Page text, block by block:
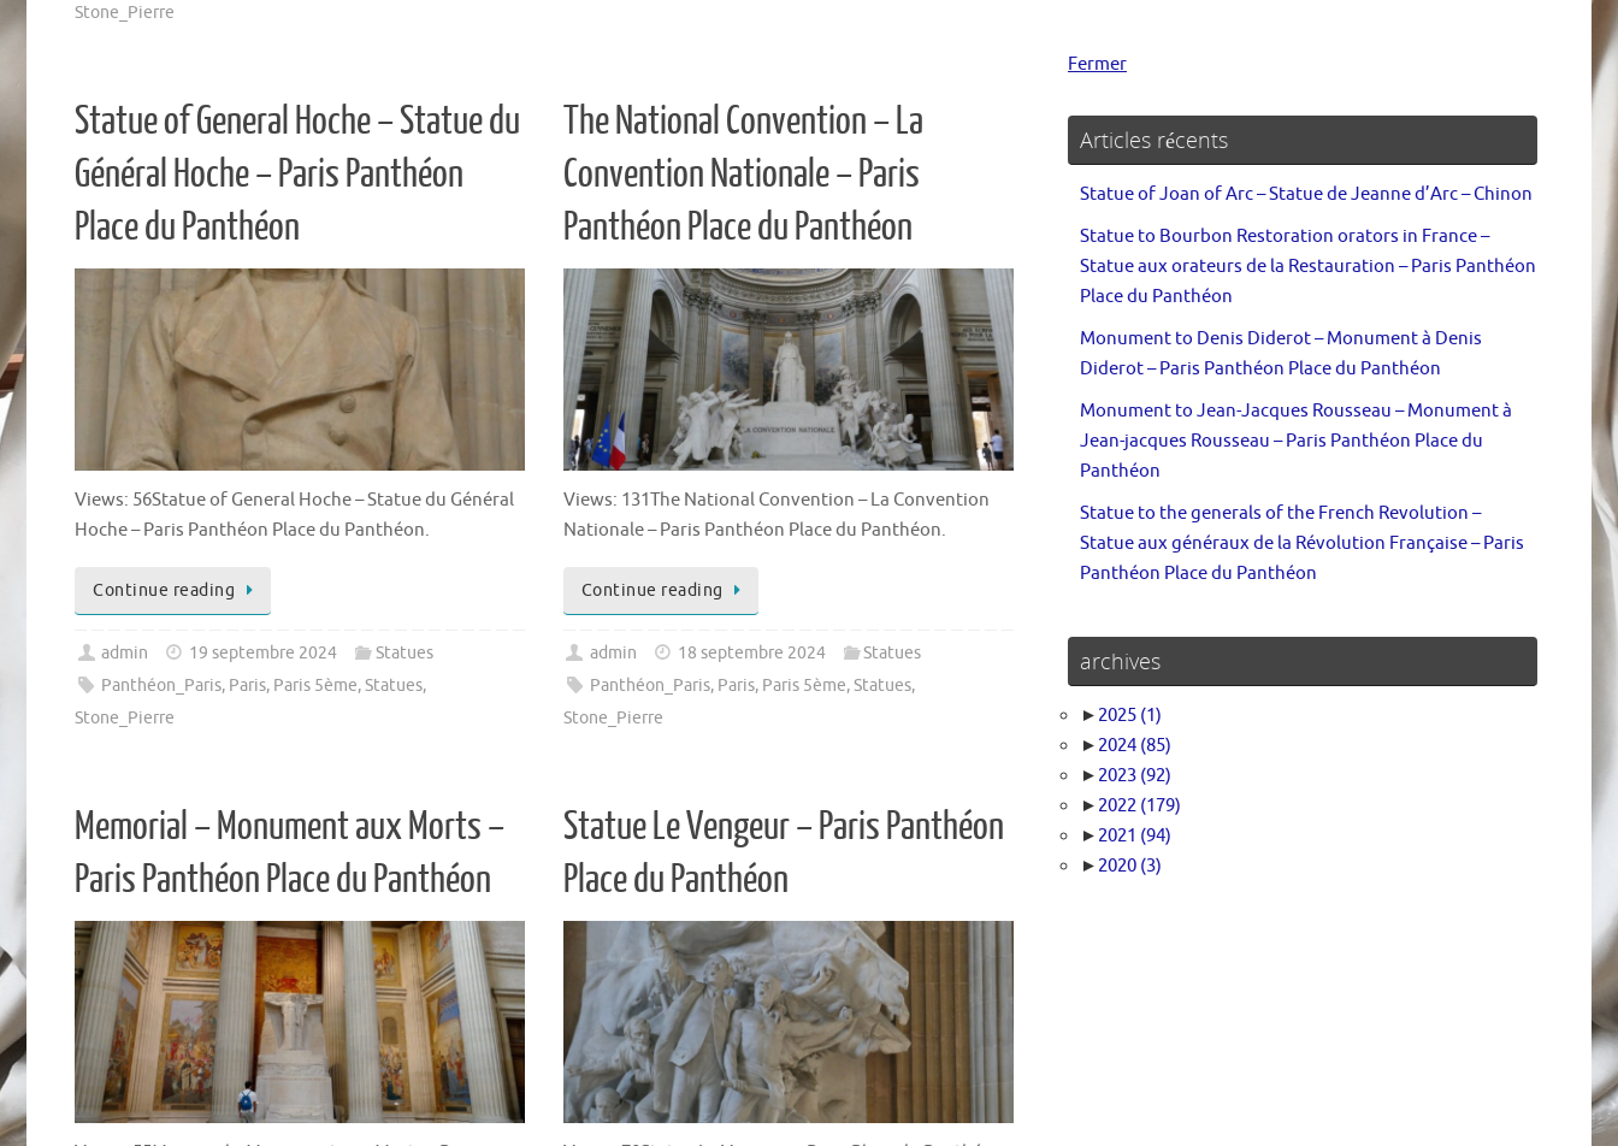
Stone_Pierre
Statue of General Hoche – Statue du
Général Hoche – Paris Panthéon
Place du Panthéon
Views: 56Statue of General Hoche – Statue du Général
Hoche – Paris Panthéon Place du Panthéon.
Continue reading
admin 19 septembre 2024
Statues
Panthéon_Paris, Paris, Paris 5ème,Statues,
Stone_Pierre
The National Convention – La
Convention Nationale – Paris
Panthéon Place du Panthéon
Views: 131The National Convention – La Convention
Nationale – Paris Panthéon Place du Panthéon.
Continue reading
admin 18 septembre 2024
Statues
Panthéon_Paris, Paris, Paris 5ème,Statues,
Stone_Pierre
Memorial – Monument aux Morts –
Paris Panthéon Place du Panthéon
Statue Le Vengeur – Paris Panthéon
Place du Panthéon
Fermer
Articles récents
Statue of Joan of Arc – Statue de Jeanne d’Arc – Chinon
Statue to Bourbon Restoration orators in France –
Statue aux orateurs de la Restauration – Paris Panthéon
Place du Panthéon
Monument to Denis Diderot – Monument à Denis
Diderot – Paris Panthéon Place du Panthéon
Monument to Jean-Jacques Rousseau – Monument à
Jean-jacques Rousseau – Paris Panthéon Place du
Panthéon
Statue to the generals of the French Revolution –
Statue aux généraux de la Révolution Française – Paris
Panthéon Place du Panthéon
archives
► 2025 (1)
► 2024 (85)
► 2023 (92)
► 2022 (179)
► 2021 (94)
► 2020 (3)